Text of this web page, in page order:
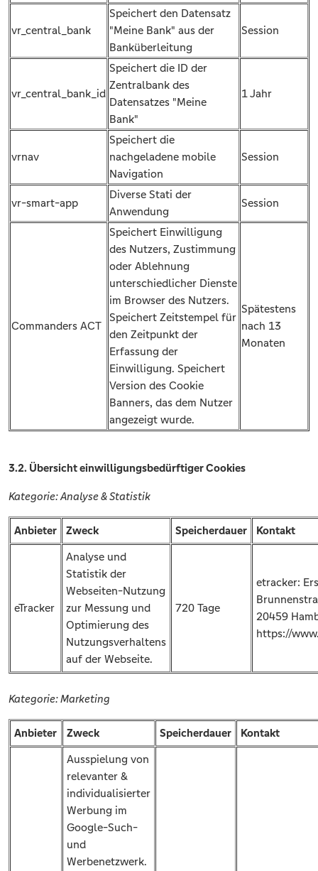
vr_central_bank
Speichert den Datensatz
"Meine Bank" aus der
Banküberleitung
Session
vr_central_bank_id
Speichert die ID der
Zentralbank des
Datensatzes "Meine
Bank"
1 Jahr
vrnav
Speichert die
nachgeladene mobile
Navigation
Session
vr-smart-app
Diverse Stati der
Anwendung
Session
Commanders ACT
Speichert Einwilligung
des Nutzers, Zustimmung
oder Ablehnung
unterschiedlicher Dienste
im Browser des Nutzers.
Speichert Zeitstempel für
den Zeitpunkt der
Erfassung der
Einwilligung. Speichert
Version des Cookie
Banners, das dem Nutzer
angezeigt wurde.
Spätestens
nach 13
Monaten
3.2. Übersicht einwilligungsbedürftiger Cookies
Kategorie: Analyse & Statistik
Anbieter Zweck Speicherdauer Kontakt
eTracker
Analyse und
Statistik der
Webseiten-Nutzung
zur Messung und
Optimierung des
Nutzungsverhaltens
auf der Webseite.
720 Tage
etracker:
20459
https://
Kategorie: Marketing
Anbieter Zweck Speicherdauer Kontakt
Ausspielung von
relevanter &
individualisierter
Werbung im
Google-Such-
und
Werbenetzwerk.